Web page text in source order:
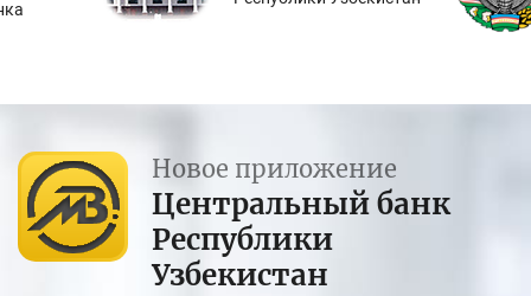
Новое приложение
Центральный банк
Республики
Узбекистан